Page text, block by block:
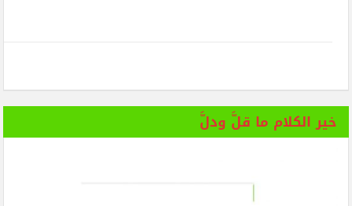
خير الكلام ما قلَّ ودلَّ